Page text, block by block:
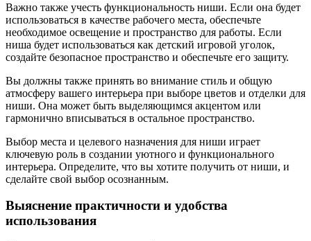
Важно также учесть функциональность ниши. Если она будет
использоваться в качестве рабочего места, обеспечьте
необходимое освещение и пространство для работы. Если
ниша будет использоваться как детский игровой уголок,
создайте безопасное пространство и обеспечьте его защиту.
Вы должны также принять во внимание стиль и общую
атмосферу вашего интерьера при выборе цветов и отделки для
ниши. Она может быть выделяющимся акцентом или
гармонично вписываться в остальное пространство.
Выбор места и целевого назначения для ниши играет
ключевую роль в создании уютного и функционального
интерьера. Определите, что вы хотите получить от ниши, и
сделайте свой выбор осознанным.
Выяснение практичности и удобства
использования